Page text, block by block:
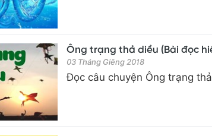
Ông trạng thả diều (Bài đọc
03 Tháng Giêng 2018
Đọc câu chuyện Ông trạng